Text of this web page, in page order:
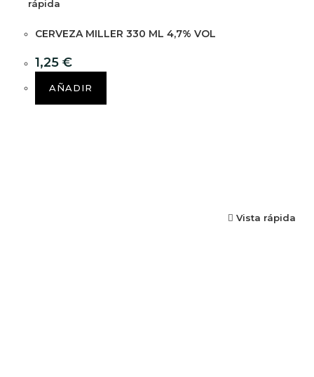
rápida
CERVEZA MILLER 330 ML 4,7% VOL
1,25 €
AÑADIR
Vista rápida